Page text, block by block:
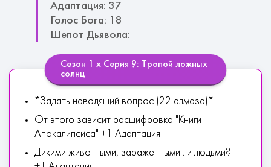
Адаптация: 37
Голос Бога: 18
Шепот Дьявола:
Сезон 1 х Серия 9: Тропой ложных
солнц
*Задать наводящий вопрос (22 алмаза)*
От этого зависит расшифровка "Книги
Апокалипсиса" +1 Адаптация
Дикими животными, зараженными.. и людьми?